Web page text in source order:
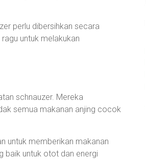
perlu dibersihkan secara
untuk melakukan
schnauzer. Mereka
semua makanan anjing cocok
untuk memberikan makanan
baik untuk otot dan energi